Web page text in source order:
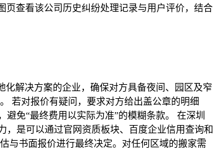
页查看该公司历史纠纷处理记录与用户评价，结合
解决方案的企业，确保对方具备夜间、园区及窄
若对报价有疑问，要求对方给出盖公章的明细
免“最终费用以实际为准”的模糊条款。 在深圳
，是可以通过官网资质板块、百度企业信用查询和
与书面报价进行最终决定。对任何区域的搬家需